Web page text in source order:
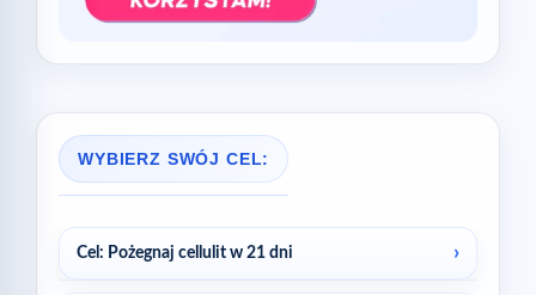
WYBIERZ SWÓJ CEL:
Cel: Pożegnaj cellulit w 21 dni